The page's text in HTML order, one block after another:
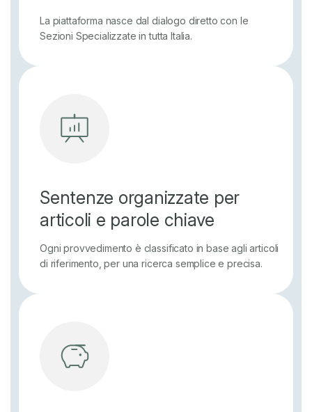
La piattaforma nasce dal dialogo diretto con le
Sezioni Specializzate in tutta Italia.
Sentenze organizzate per
articoli e parole chiave
Ogni provvedimento è classificato in base agli articoli
di riferimento, per una ricerca semplice e precisa.